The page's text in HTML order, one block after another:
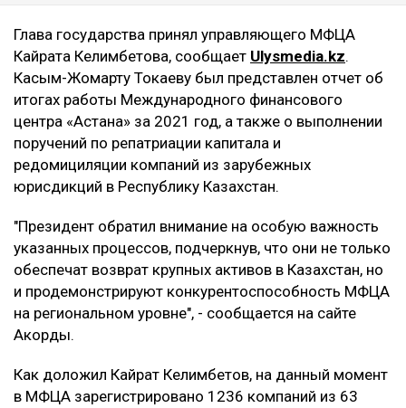
Глава государства принял управляющего МФЦА
Кайрата Келимбетова, сообщает Ulysmedia.kz.
Касым-Жомарту Токаеву был представлен отчет об
итогах работы Международного финансового
центра «Астана» за 2021 год, а также о выполнении
поручений по репатриации капитала и
редомициляции компаний из зарубежных
юрисдикций в Республику Казахстан.
"Президент обратил внимание на особую важность
указанных процессов, подчеркнув, что они не только
обеспечат возврат крупных активов в Казахстан, но
и продемонстрируют конкурентоспособность МФЦА
на региональном уровне", - сообщается на сайте
Акорды.
Как доложил Кайрат Келимбетов, на данный момент
в МФЦА зарегистрировано 1236 компаний из 63